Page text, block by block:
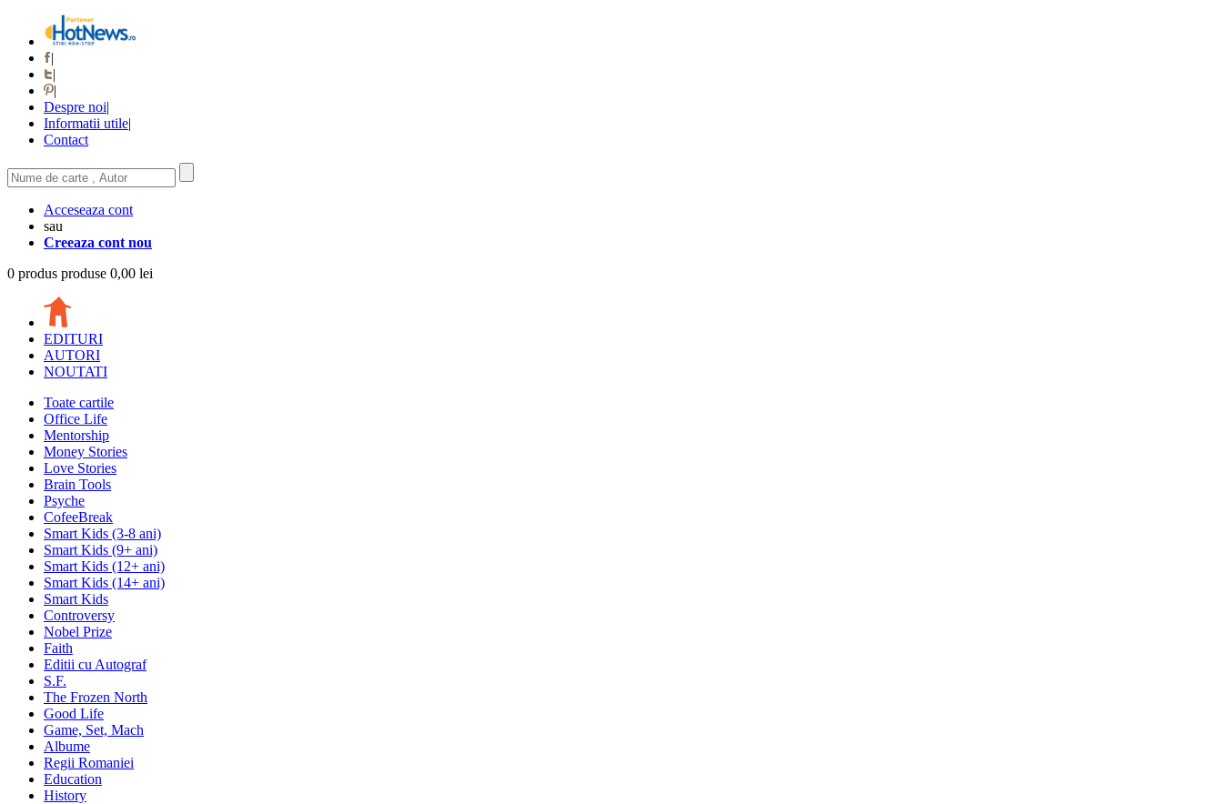
|
|
|
Despre noi|
Informatii utile|
Contact
Acceseaza cont
sau
Creeaza cont nou
0 produs produse 0,00 lei
EDITURI
AUTORI
NOUTATI
Toate cartile
Office Life
Mentorship
Money Stories
Love Stories
Brain Tools
Psyche
CofeeBreak
Smart Kids (3-8 ani)
Smart Kids (9+ ani)
Smart Kids (12+ ani)
Smart Kids (14+ ani)
Smart Kids
Controversy
Nobel Prize
Faith
Editii cu Autograf
S.F.
The Frozen North
Good Life
Game, Set, Mach
Albume
Regii Romaniei
Education
History